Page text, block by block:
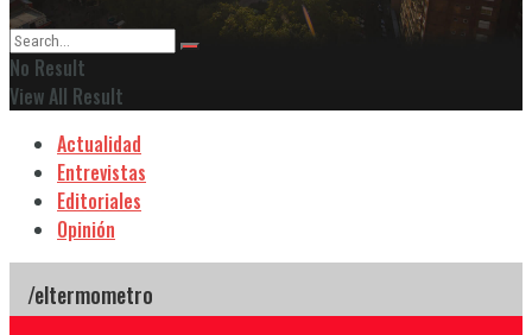
No Result
View All Result
Actualidad
Entrevistas
Editoriales
Opinión